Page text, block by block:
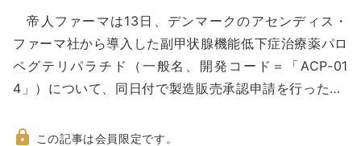
帝人ファーマは13日、デンマークのアセンディス・
ファーマ社から導入した副甲状腺機能低下症治療薬パロ
ペグテリパラチド（一般名、開発コード＝「ACP-01
4」）について、同日付で製造販売承認申請を行った…
この記事は会員限定です。